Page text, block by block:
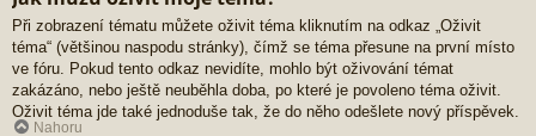
Při zobrazení tématu můžete oživit téma kliknutím na odkaz „Oživit
téma“ (většinou naspodu stránky), čímž se téma přesune na první místo
ve fóru. Pokud tento odkaz nevidíte, mohlo být oživování témat
zakázáno, nebo ještě neuběhla doba, po které je povoleno téma oživit.
Oživit téma jde také jednoduše tak, že do něho odešlete nový příspěvek.
Nahoru